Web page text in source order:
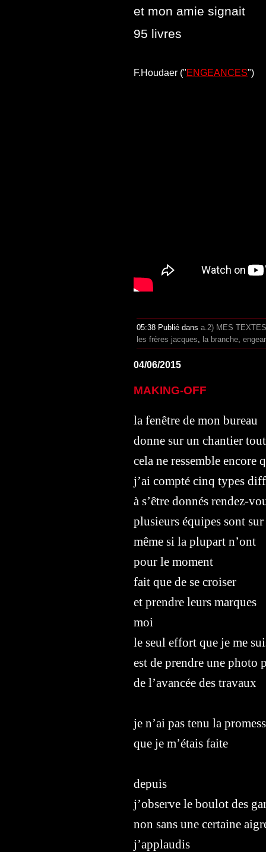
et mon amie signait
95 livres
F.Houdaer ("ENGEANCES")
05:38 Publié dans a.2) MES TEXTES
les frères jacques
la branche
04/06/2015
MAKING-OFF
la fenêtre de mon bureau
donne sur un chantier
cela ne ressemble encore
j’ai compté cinq types
à s’être donnés rendez-
plusieurs équipes sont
même si la plupart n’ont
pour le moment
fait que de se croiser
et prendre leurs marques
moi
le seul effort que je me
est de prendre une photo
de l’avancée des travaux
je n’ai pas tenu la
que je m’étais faite
depuis
j’observe le boulot des
non sans une certaine
j’applaudis